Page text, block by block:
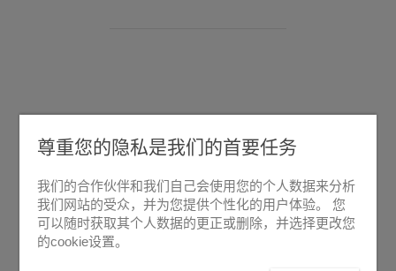
尊重您的隐私是我们的首要任务
我们的合作伙伴和我们自己会使用您的个人数据来分析
我们网站的受众，并为您提供个性化的用户体验。 您
可以随时获取其个人数据的更正或删除，并选择更改您
的cookie设置。